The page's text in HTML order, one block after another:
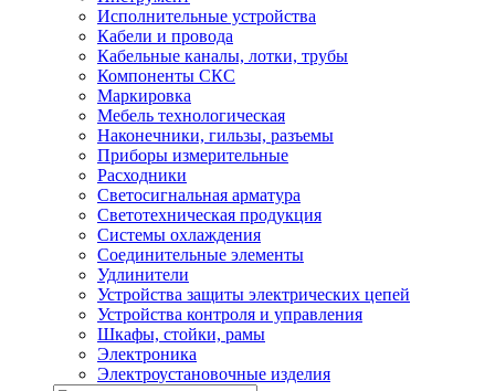
Исполнительные устройства
Кабели и провода
Кабельные каналы, лотки, трубы
Компоненты СКС
Маркировка
Мебель технологическая
Наконечники, гильзы, разъемы
Приборы измерительные
Расходники
Светосигнальная арматура
Светотехническая продукция
Системы охлаждения
Соединительные элементы
Удлинители
Устройства защиты электрических цепей
Устройства контроля и управления
Шкафы, стойки, рамы
Электроника
Электроустановочные изделия